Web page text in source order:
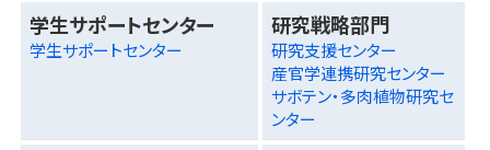
学生サポートセンター
学生サポートセンター
研究戦略部門
研究支援センター
産官学連携研究センター
サボテン・多肉植物研究セ
ンター